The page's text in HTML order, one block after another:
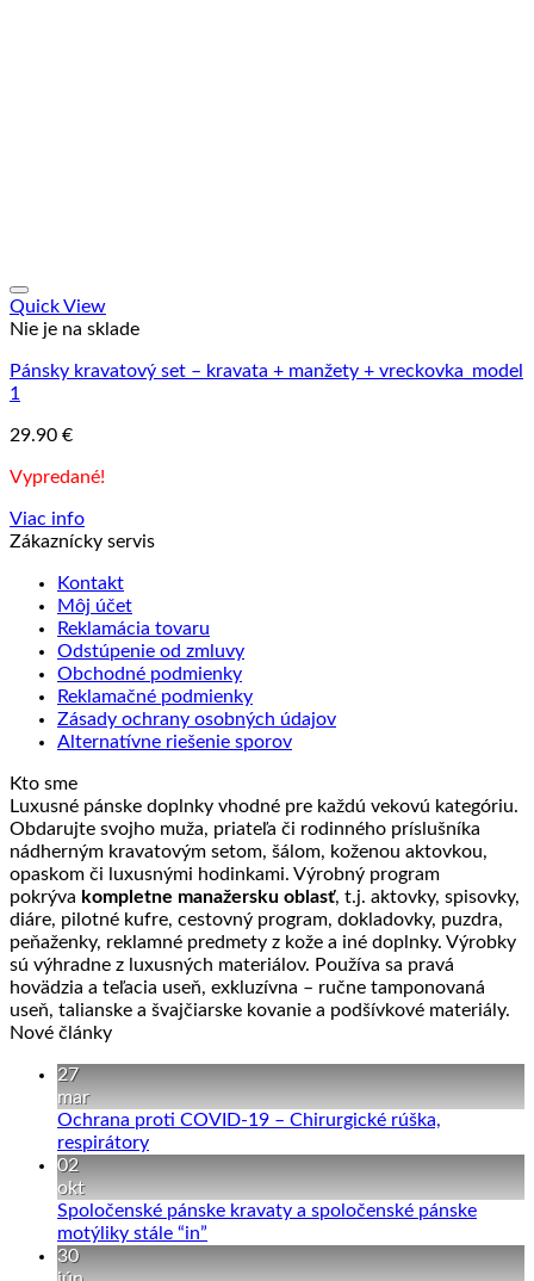
Quick View
Nie je na sklade
Pánsky kravatový set – kravata + manžety + vreckovka_model
1
29.90 €
Vypredané!
Viac info
Zákaznícky servis
Kontakt
Môj účet
Reklamácia tovaru
Odstúpenie od zmluvy
Obchodné podmienky
Reklamačné podmienky
Zásady ochrany osobných údajov
Alternatívne riešenie sporov
Kto sme
Luxusné pánske doplnky vhodné pre každú vekovú kategóriu.
Obdarujte svojho muža, priateľa či rodinného príslušníka
nádherným kravatovým setom, šálom, koženou aktovkou,
opaskom či luxusnými hodinkami. Výrobný program
pokrýva kompletne manažersku oblasť, t.j. aktovky, spisovky,
diáre, pilotné kufre, cestovný program, dokladovky, puzdra,
peňaženky, reklamné predmety z kože a iné doplnky. Výrobky
sú výhradne z luxusných materiálov. Používa sa pravá
hovädzia a teľacia useň, exkluzívna – ručne tamponovaná
useň, talianske a švajčiarske kovanie a podšívkové materiály.
Nové články
27
mar
Ochrana proti COVID-19 – Chirurgické rúška,
respirátoryŽiadne
Ochrana
proti
02
okt
Spoločenské pánske kravaty a spoločenské pánske
motýliky stále “in”
30